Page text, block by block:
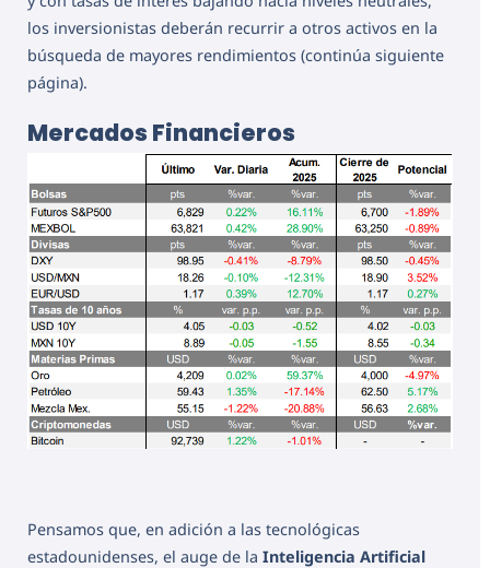
los inversionistas deberán recurrir a otros activos en la
búsqueda de mayores rendimientos (continúa siguiente
página).
Mercados Financieros
Pensamos que, en adición a las tecnológicas
estadounidenses, el auge de la Inteligencia Artificial